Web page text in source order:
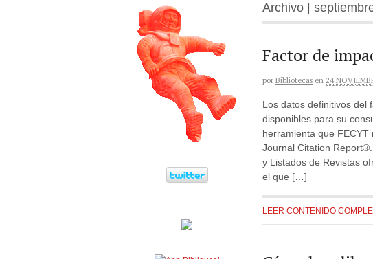
Archivo |
Factor de
por Bibliotecas en 24
Los datos definitivos del
disponibles para su
herramienta que
Journal Citation
y Listados de Revistas
el que […]
LEER CONTENIDO